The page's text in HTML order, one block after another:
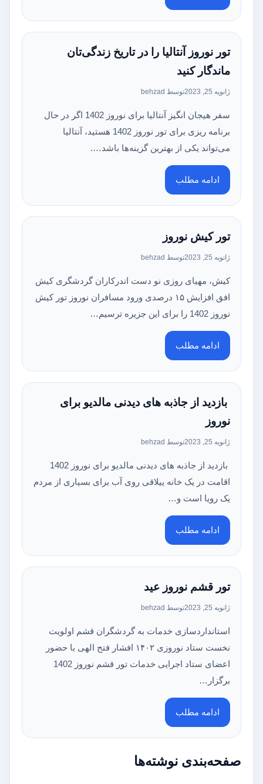
تور نوروز آنتالیا را در تاریخ زندگی‌تان
ماندگار کنید
ژانویه 25, 2023 توسط behzad
سفر هیجان انگیز آنتالیا برای نوروز 1402 اگر در حال
برنامه ریزی برای تور نوروز 1402 هستید، آنتالیا
می‌تواند یکی از بهترین گزینه‌ها باشد….
ادامه مطلب
تور کیش نوروز
ژانویه 25, 2023 توسط behzad
کیش‌، مهیای روزی نو دست اندرکاران گردشگری کیش
افق افزایش ۱۵ درصدی ورود مسافران نوروز تور کیش
نوروز 1402 را برای این جزیره ترسیم…
ادامه مطلب
بازدید از جاذبه های دیدنی مالدیو برای
نوروز
ژانویه 25, 2023 توسط behzad
بازدید از جاذبه های دیدنی مالدیو برای نوروز 1402
اقامت در یک خانه ییلاقی روی آب برای بسیاری از مردم
یک رویا است و…
ادامه مطلب
تور قشم نوروز عید
ژانویه 25, 2023 توسط behzad
استانداردسازی خدمات به گردشگران قشم اولویت
نخست ستاد نوروزی ۱۴۰۲ افشار فتح الهی با حضور
اعضای ستاد اجرایی خدمات تور قشم نوروز 1402
برگزار…
ادامه مطلب
صفحه‌بندی نوشته‌ها